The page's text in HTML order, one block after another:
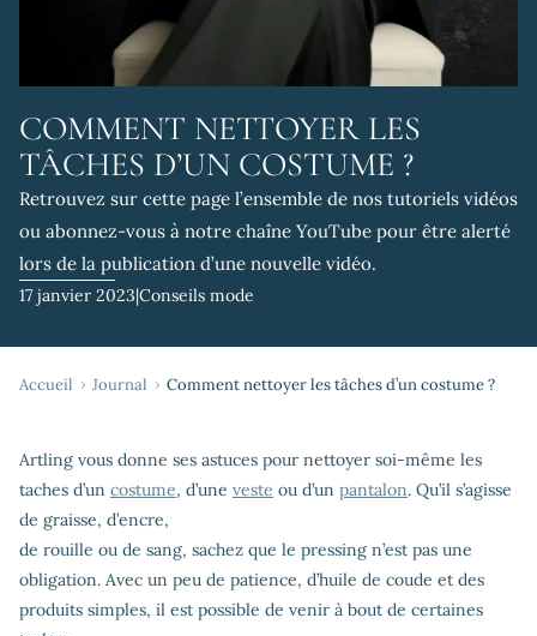
COMMENT NETTOYER LES
TÂCHES D’UN COSTUME ?
Retrouvez sur cette page l’ensemble de nos tutoriels vidéos
ou abonnez-vous à notre chaîne YouTube pour être alerté
lors de la publication d’une nouvelle vidéo.
17 janvier 2023|Conseils mode
Accueil Journal Comment nettoyer les tâches d’un costume ?
Artling vous donne ses astuces pour nettoyer soi-même les
taches d’un costume, d’une veste ou d’un pantalon. Qu’il s’agisse
de graisse, d’encre,
de rouille ou de sang, sachez que le pressing n’est pas une
obligation. Avec un peu de patience, d’huile de coude et des
produits simples, il est possible de venir à bout de certaines